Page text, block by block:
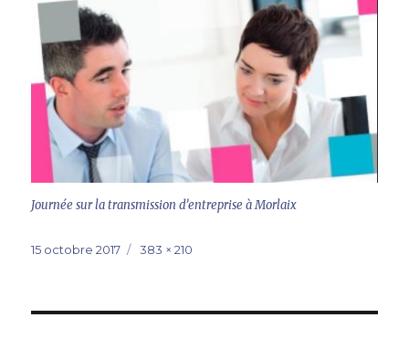
Journée sur la transmission d’entreprise à Morlaix
Publié
15 octobre 2017
Taille
383 × 210